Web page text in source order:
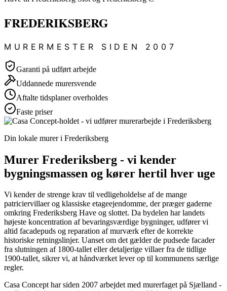
FREDERIKSBERG
MURERMESTER SIDEN 2007
Garanti på udført arbejde
Uddannede murersvende
Aftalte tidsplaner overholdes
Faste priser
Din lokale murer i Frederiksberg
Murer Frederiksberg - vi kender
bygningsmassen og kører hertil hver uge
Vi kender de strenge krav til vedligeholdelse af de mange
patriciervillaer og klassiske etageejendomme, der præger gaderne
omkring Frederiksberg Have og slottet. Da bydelen har landets
højeste koncentration af bevaringsværdige bygninger, udfører vi
altid facadepuds og reparation af murværk efter de korrekte
historiske retningslinjer. Uanset om det gælder de pudsede facader
fra slutningen af 1800-tallet eller detaljerige villaer fra de tidlige
1900-tallet, sikrer vi, at håndværket lever op til kommunens særlige
regler.
Casa Concept har siden 2007 arbejdet med murerfaget på Sjælland -